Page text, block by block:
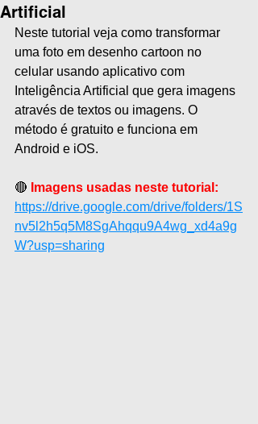
Artificial
Neste tutorial veja como transformar
uma foto em desenho cartoon no
celular usando aplicativo com
Inteligência Artificial que gera imagens
através de textos ou imagens. O
método é gratuito e funciona em
Android e iOS.
🔴 Imagens usadas neste tutorial:
https://drive.google.com/drive/folders/1S
nv5l2h5q5M8SgAhqqu9A4wg_xd4a9g
W?usp=sharing